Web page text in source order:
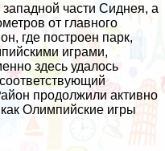
части Сиднея, а
от главного
где построен парк,
играми,
здесь удалось
продолжили активно
Олимпийские игры